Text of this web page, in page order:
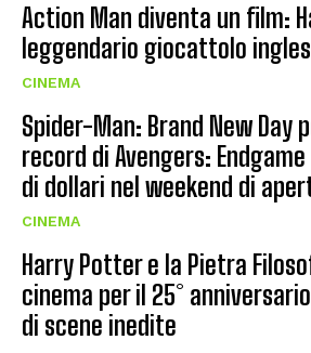
Action Man diventa un film:
leggendario giocattolo
CINEMA
Spider-Man: Brand New Day
record di Avengers:
di dollari nel weekend di
CINEMA
Harry Potter e la Pietra
cinema per il 25°
di scene inedite